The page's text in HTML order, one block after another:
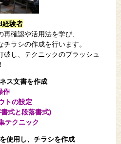
験者
再確認や活用法を学び、
ラシの作成を行います。
し、テクニックのブラッシュ
ス文書を作成
作
の設定
と段落書式)
クニック
用し、チラシを作成